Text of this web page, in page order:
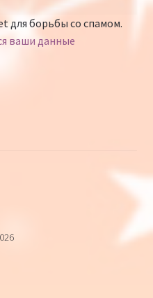
для борьбы со спамом.
ваши данные